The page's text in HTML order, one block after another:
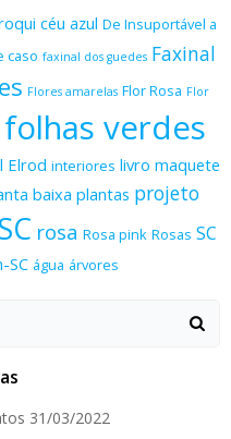
céu azul De Insuportável a
caso faxinal dos guedes Faxinal
Flores amarelas Flor Rosa Flor
folhas verdes
Elrod interiores livro maquete
baixa plantas projeto
rosa Rosa pink Rosas SC
SC água árvores
31/03/2022